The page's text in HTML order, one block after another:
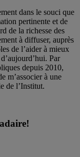
dans le souci que
pertinente et de
de la richesse des
à diffuser, auprès
de l’aider à mieux
Par
depuis 2010,
m’associer à une
de l’Institut.